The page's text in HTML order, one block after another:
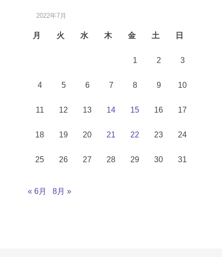
2022年7月
月 火 水 木 金 土 日
1 2 3
4 5 6 7 8 9 10
11 12 13 14 15 16 17
18 19 20 21 22 23 24
25 26 27 28 29 30 31
« 6月 8月 »